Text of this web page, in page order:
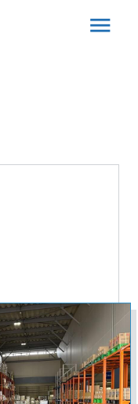
menu